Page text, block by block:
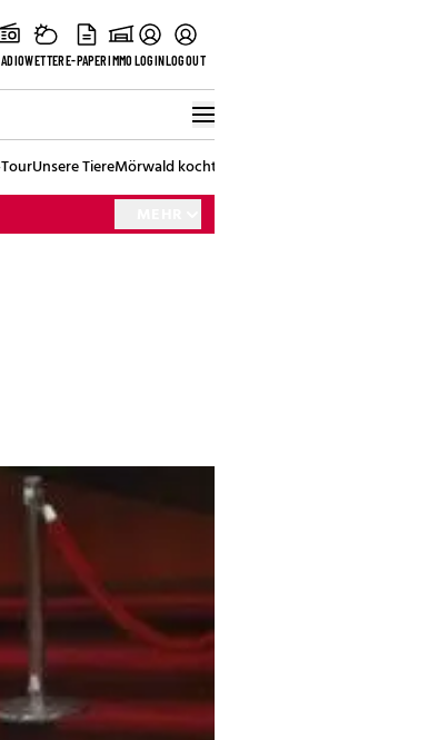
WETTERE-PAPERIMMOLOGINLOGOUT
Unsere TiereMörwald kocht